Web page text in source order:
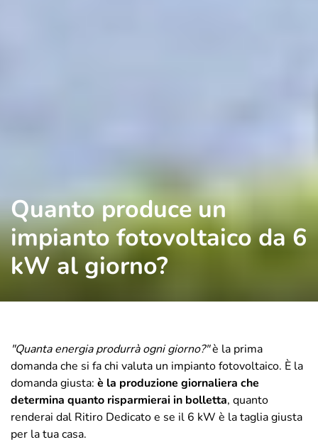
Quanto produce un
impianto fotovoltaico da 6
kW al giorno?
"Quanta energia produrrà ogni giorno?"è la prima
domanda che si fa chi valuta un impianto fotovoltaico. È la
domanda giusta: è la produzione giornaliera che
determina quanto risparmierai in bolletta, quanto
renderai dal Ritiro Dedicato e se il 6 kW è la taglia giusta
per la tua casa.